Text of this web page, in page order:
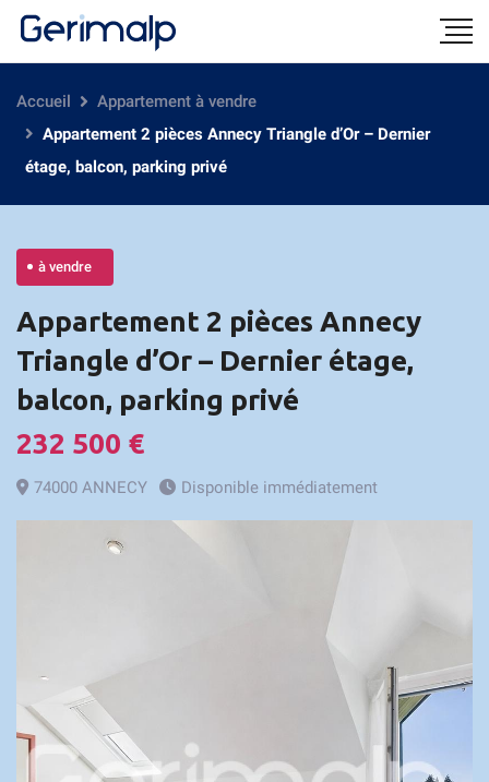
Accueil
Appartement à vendre
Appartement 2 pièces Annecy Triangle d’Or – Dernier
étage, balcon, parking privé
à vendre
Appartement 2 pièces Annecy
Triangle d’Or – Dernier étage,
balcon, parking privé
232 500 €
74000 ANNECY Disponible immédiatement